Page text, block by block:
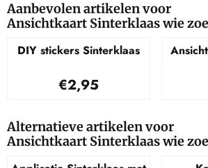
Aanbevolen artikelen voor
Ansichtkaart Sinterklaas wie
DIY stickers Sinterklaas
Prijs: 2,95
€2,95
Alternatieve artikelen voor
Ansichtkaart Sinterklaas wie